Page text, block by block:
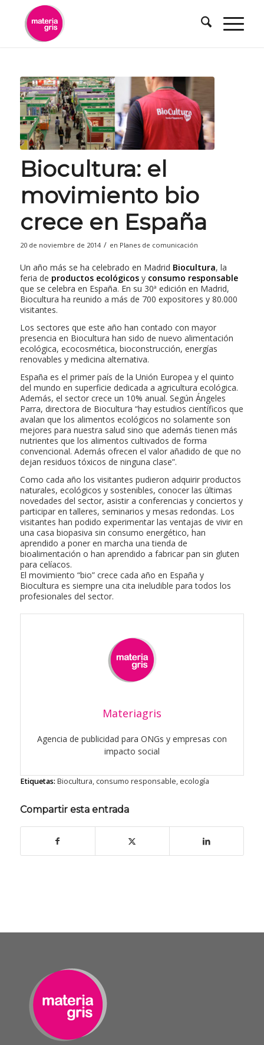
contenido
Biocultura: el
movimiento bio
crece en España
20 de noviembre de 2014 / en Planes de comunicación
Un año más se ha celebrado en Madrid Biocultura, la
feria de productos ecológicosy consumo responsable
que se celebra en España. En su 30ª edición en Madrid,
Biocultura ha reunido a más de 700 expositores y 80.000
visitantes.
Los sectores que este año han contado con mayor
presencia en Biocultura han sido de nuevo alimentación
ecológica, ecocosmética, bioconstrucción, energías
renovables y medicina alternativa.
España es el primer país de la Unión Europea y el quinto
del mundo en superficie dedicada a agricultura ecológica.
Además, el sector crece un 10% anual. Según Ángeles
Parra, directora de Biocultura “hay estudios científicos que
avalan que los alimentos ecológicos no solamente son
mejores para nuestra salud sino que además tienen más
nutrientes que los alimentos cultivados de forma
convencional. Además ofrecen el valor añadido de que no
dejan residuos tóxicos de ninguna clase”.
Como cada año los visitantes pudieron adquirir productos
naturales, ecológicos y sostenibles, conocer las últimas
novedades del sector, asistir a conferencias y conciertos y
participar en talleres, seminarios y mesas redondas. Los
visitantes han podido experimentar las ventajas de vivir en
una casa biopasiva sin consumo energético, han
aprendido a poner en marcha una tienda de
bioalimentación o han aprendido a fabricar pan sin gluten
para celíacos.
El movimiento “bio” crece cada año en España y
Biocultura es siempre una cita ineludible para todos los
profesionales del sector.
Materiagris
Agencia de publicidad para ONGs y empresas con
impacto social
Etiquetas: Biocultura, consumo responsable, ecología
Compartir esta entrada